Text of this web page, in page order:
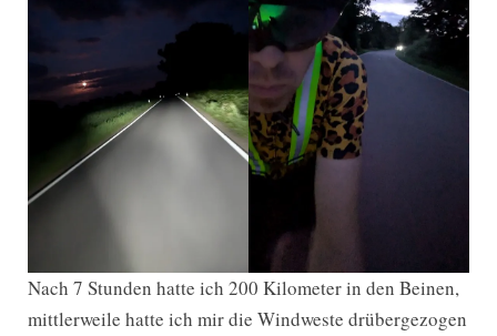
Nach 7 Stunden hatte ich 200 Kilometer in den Beinen,
mittlerweile hatte ich mir die Windweste drübergezogen